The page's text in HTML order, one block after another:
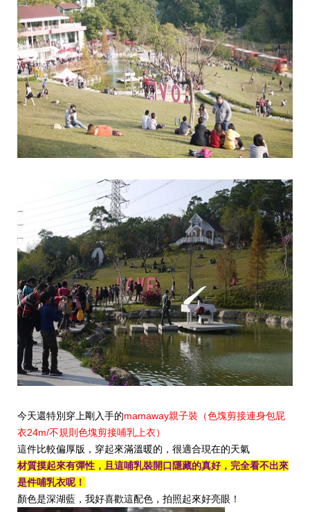
今天還特別穿上剛入手的mamaway親子裝（色塊剪接連身包屁
衣24m/不規則色塊剪接哺乳上衣）
這件比較偏厚版，穿起來滿溫暖的，很適合現在的天氣
材質摸起來有彈性，且這哺乳裝開口隱藏的真好，完全看不出來
是件哺乳衣呢！
顏色是深湖藍，我好喜歡這配色，拍照起來好亮眼！